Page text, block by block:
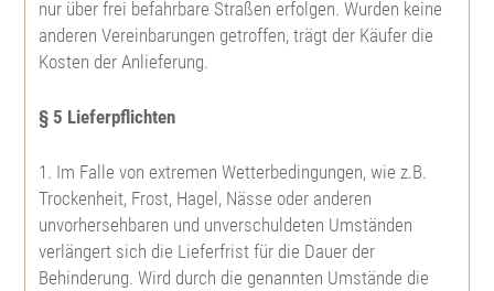
Korbweide
Holunder
Traubenholunder
Sorbus domestica
nur über frei befahrbare Straßen erfolgen. Wurden keine
anderen Vereinbarungen getroffen, trägt der Käufer die
Kosten der Anlieferung.
§ 5 Lieferpflichten
1. Im Falle von extremen Wetterbedingungen, wie z.B.
Trockenheit, Frost, Hagel, Nässe oder anderen
unvorhersehbaren und unverschuldeten Umständen
verlängert sich die Lieferfrist für die Dauer der
Behinderung. Wird durch die genannten Umstände die